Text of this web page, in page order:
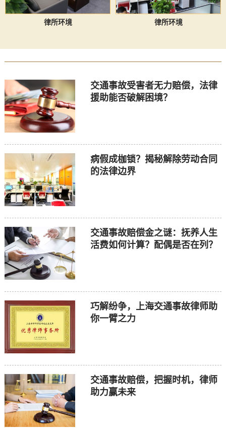
律所环境 律所环境
交通事故受害者无力赔偿，法律
援助能否破解困境？
病假成枷锁？揭秘解除劳动合同
的法律边界
交通事故赔偿金之谜：抚养人生
活费如何计算？配偶是否在列？
巧解纷争，上海交通事故律师助
你一臂之力
交通事故赔偿，把握时机，律师
助力赢未来